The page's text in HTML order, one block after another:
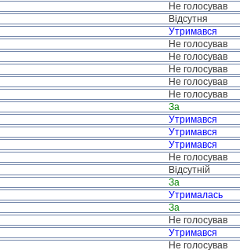
Не голосував
Відсутня
Утримався
Не голосував
Не голосував
Не голосував
Не голосував
Не голосував
За
Утримався
Утримався
Утримався
Не голосував
Відсутній
За
Утрималась
За
Не голосував
Утримався
Не голосував